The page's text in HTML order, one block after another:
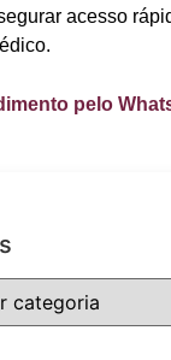
acesso
pelo